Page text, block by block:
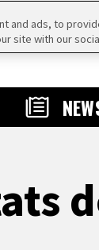
and ads, to
site with our